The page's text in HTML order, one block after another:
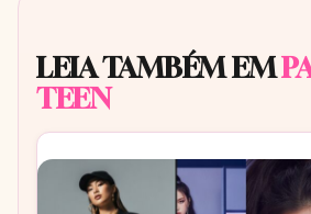
LEIA TAMBÉM EM
TEEN